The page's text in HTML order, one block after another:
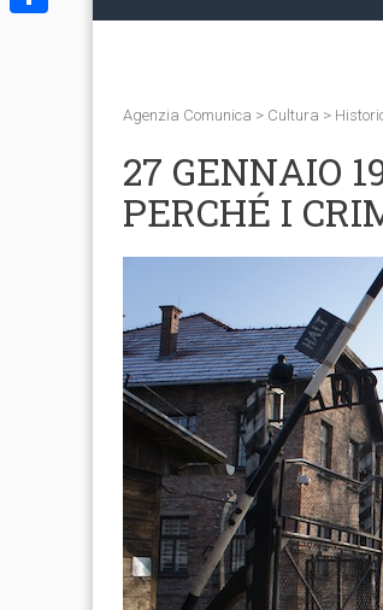
Agenzia Comunica > Cultura >
27 GENNAIO
PERCHÉ I